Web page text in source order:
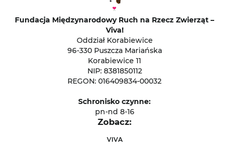
Fundacja Międzynarodowy Ruch na Rzecz Zwierząt –
Viva!
Oddział Korabiewice
96-330 Puszcza Mariańska
Korabiewice 11
NIP: 8381850112
REGON: 016409834-00032
Schronisko czynne:
pn-nd 8-16
Zobacz:
VIVA